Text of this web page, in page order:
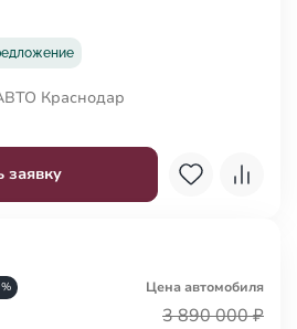
заявку
Краснодар
Цена автомобиля
3 890 000 ₽